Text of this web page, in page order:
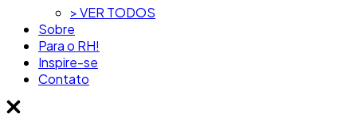
> VER TODOS
Sobre
Para o RH!
Inspire-se
Contato